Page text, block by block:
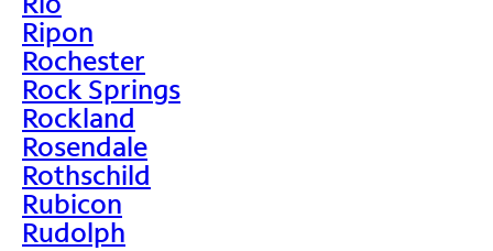
Ripon
Rochester
Rock Springs
Rockland
Rosendale
Rothschild
Rubicon
Rudolph